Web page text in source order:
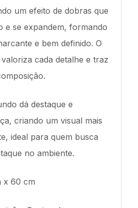
um efeito de dobras que
e se expandem, formando
e bem definido. O
cada detalhe e traz
dá destaque e
criando um visual mais
ideal para quem busca
no ambiente.
x 60 cm